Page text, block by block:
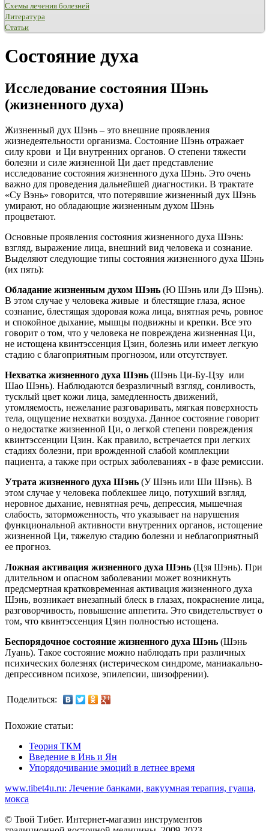
Схемы лечения болезней
Литература
Статьи
Состояние духа
Исследование состояния Шэнь
(жизненного духа)
Жизненный дух Шэнь – это внешние проявления
жизнедеятельности организма. Состояние Шэнь отражает
силу крови и Ци внутренних органов. О степени тяжести
болезни и силе жизненной Ци дает представление
исследование состояния жизненного духа Шэнь. Это очень
важно для проведения дальнейшей диагностики. В трактате
«Су Вэнь» говорится, что потерявшие жизненный дух Шэнь
умирают, но обладающие жизненным духом Шэнь
процветают.
Основные проявления состояния жизненного духа Шэнь:
взгляд, выражение лица, внешний вид человека и сознание.
Выделяют следующие типы cостояния жизненного духа Шэнь
(их пять):
Обладание жизненным духом Шэнь (Ю Шэнь или Дэ Шэнь).
В этом случае у человека живые и блестящие глаза, ясное
сознание, блестящая здоровая кожа лица, внятная речь, ровное
и спокойное дыхание, мышцы подвижны и крепки. Все это
говорит о том, что у человека не повреждена жизненная Ци,
не истощена квинтэссенция Цзин, болезнь или имеет легкую
стадию с благоприятным прогнозом, или отсутствует.
Нехватка жизненного духа Шэнь (Шэнь Ци-Бу-Цзу или
Шао Шэнь). Наблюдаются безразличный взгляд, сонливость,
тусклый цвет кожи лица, замедленность движений,
утомляемость, нежелание разговаривать, мягкая поверхность
тела, ощущение нехватки воздуха. Данное состояние говорит
о недостатке жизненной Ци, о легкой степени повреждения
квинтэссенции Цзин. Как правило, встречается при легких
стадиях болезни, при врожденной слабой комплекции
пациента, а также при острых заболеваниях - в фазе ремиссии.
Утрата жизненного духа Шэнь (У Шэнь или Ши Шэнь). В
этом случае у человека поблекшее лицо, потухший взгляд,
неровное дыхание, невнятная речь, депрессия, мышечная
слабость, заторможенность, что указывает на нарушения
функциональной активности внутренних органов, истощение
жизненной Ци, тяжелую стадию болезни и неблагоприятный
ее прогноз.
Ложная активация жизненного духа Шэнь (Цзя Шэнь). При
длительном и опасном заболевании может возникнуть
предсмертная кратковременная активация жизненного духа
Шэнь, возникает внезапный блеск в глазах, покраснение лица,
разговорчивость, повышение аппетита. Это свидетельствует о
том, что квинтэссенция Цзин полностью истощена.
Беспорядочное состояние жизненного духа Шэнь (Шэнь
Луань). Такое состояние можно наблюдать при различных
психических болезнях (истерическом синдроме, маниакально-
депрессивном психозе, эпилепсии, шизофрении).
Поделиться:
Похожие статьи:
Теория ТКМ
Введение в Инь и Ян
Упорядочивание эмоций в летнее время
www.tibet4u.ru: Лечение банками, вакуумная терапия, гуаша,
мокса
© Твой Тибет. Интернет-магазин инструментов